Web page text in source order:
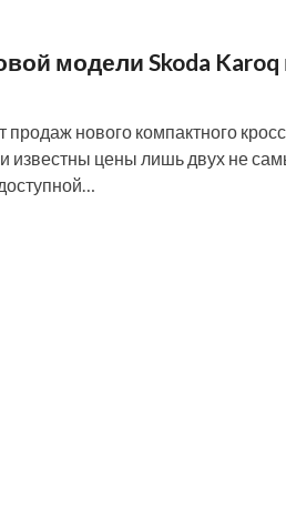
модели Skoda
нового компактного
известны цены лишь двух не